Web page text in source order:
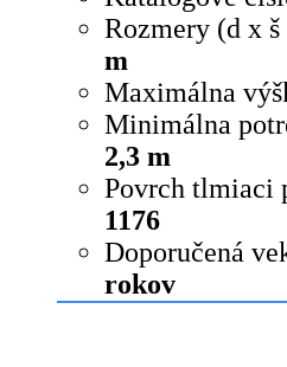
Rozmery (d x
m
Maximálna
Minimálna
2,3 m
Povrch tlmiaci
1176
Doporučená
rokov